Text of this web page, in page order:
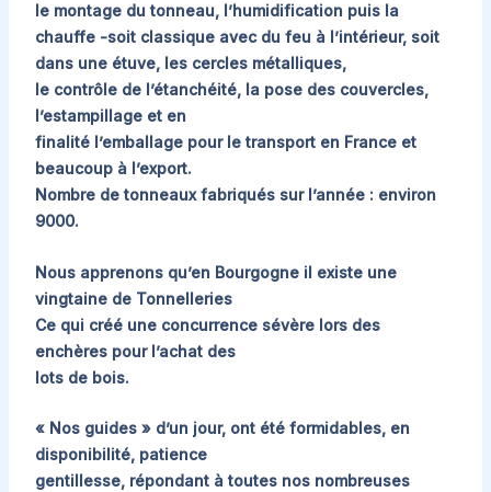
le montage du tonneau, l’humidification puis la
chauffe -soit classique avec du feu à l’intérieur, soit
dans une étuve, les cercles métalliques,
le contrôle de l’étanchéité, la pose des couvercles,
l’estampillage et en
finalité l’emballage pour le transport en France et
beaucoup à l’export.
Nombre de tonneaux fabriqués sur l’année : environ
9000.
Nous apprenons qu’en Bourgogne il existe une
vingtaine de Tonnelleries
Ce qui créé une concurrence sévère lors des
enchères pour l’achat des
lots de bois.
« Nos guides » d’un jour, ont été formidables, en
disponibilité, patience
gentillesse, répondant à toutes nos nombreuses